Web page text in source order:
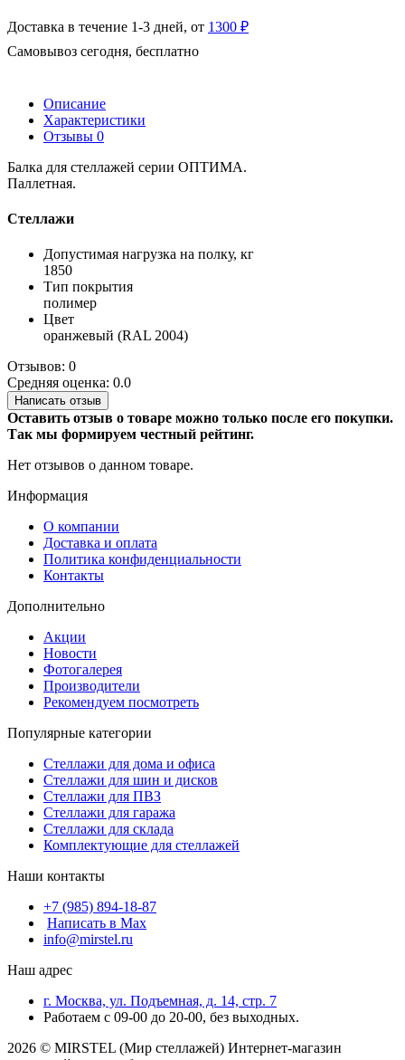
Доставка в течение 1-3 дней, от 1300 ₽
Самовывоз сегодня, бесплатно
Описание
Характеристики
Отзывы 0
Балка для стеллажей серии ОПТИМА.
Паллетная.
Стеллажи
Допустимая нагрузка на полку, кг
1850
Тип покрытия
полимер
Цвет
оранжевый (RAL 2004)
Отзывов: 0
Средняя оценка: 0.0
Написать отзыв
Оставить отзыв о товаре можно только после его покупки.
Так мы формируем честный рейтинг.
Нет отзывов о данном товаре.
Информация
О компании
Доставка и оплата
Политика конфиденциальности
Контакты
Дополнительно
Акции
Новости
Фотогалерея
Производители
Рекомендуем посмотреть
Популярные категории
Стеллажи для дома и офиса
Стеллажи для шин и дисков
Стеллажи для ПВЗ
Стеллажи для гаража
Стеллажи для склада
Комплектующие для стеллажей
Наши контакты
+7 (985) 894-18-87
Написать в Max
info@mirstel.ru
Наш адрес
г. Москва, ул. Подъемная, д. 14, стр. 7
Работаем с 09-00 до 20-00, без выходных.
2026 © MIRSTEL (Мир стеллажей) Интернет-магазин